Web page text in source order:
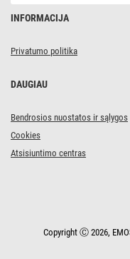
INFORMACIJA
Privatumo politika
DAUGIAU
Bendrosios nuostatos ir sąlygos
Cookies
Atsisiuntimo centras
Copyright Ⓒ 2026,